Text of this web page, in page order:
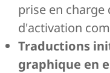
prise en
d'activation
Traductions
graphique en